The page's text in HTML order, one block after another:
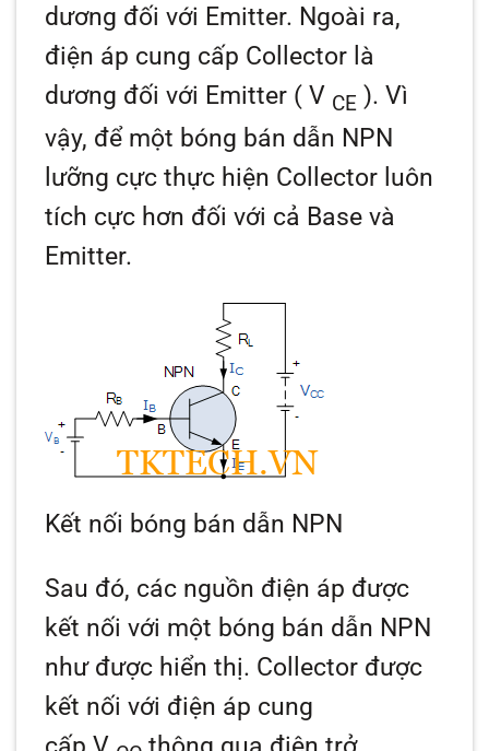
dương đối với Emitter. Ngoài ra,
điện áp cung cấp Collector là
dương đối với Emitter (V CE ). Vì
vậy, để một bóng bán dẫn NPN
lưỡng cực thực hiện Collector luôn
tích cực hơn đối với cả Base và
Emitter.
Kết nối bóng bán dẫn NPN
Sau đó, các nguồn điện áp được
kết nối với một bóng bán dẫn NPN
như được hiển thị. Collector được
kết nối với điện áp cung